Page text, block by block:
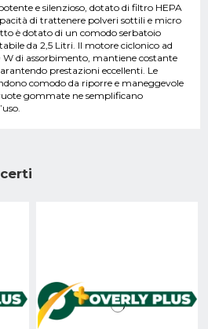
e silenzioso, dotato di filtro HEPA
di trattenere polveri sottili e micro
è dotato di un comodo serbatoio
da 2,5 Litri. Il motore ciclonico ad
di assorbimento, mantiene costante
prestazioni eccellenti. Le
comodo da riporre e maneggevole
gommate ne semplificano